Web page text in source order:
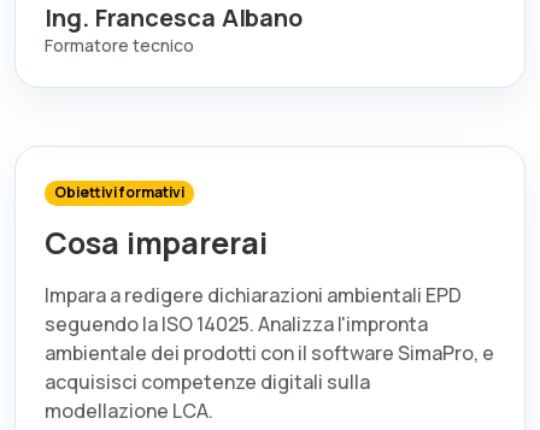
Ing. Francesca Albano
Formatore tecnico
Obiettivi formativi
Cosa imparerai
Impara a redigere dichiarazioni ambientali EPD
seguendo la ISO 14025. Analizza l'impronta
ambientale dei prodotti con il software SimaPro, e
acquisisci competenze digitali sulla
modellazione LCA.